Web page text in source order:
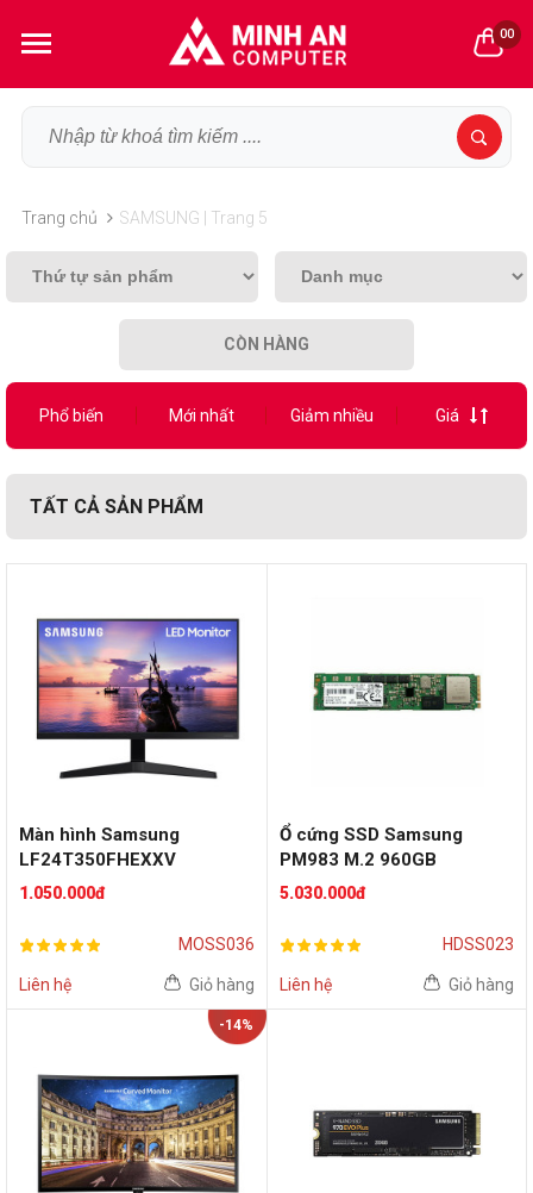
00
Trang chủ SAMSUNG | Trang 5
CÒN HÀNG
Phổ biến Mới nhất Giảm nhiều Giá
TẤT CẢ SẢN PHẨM
Màn hình Samsung
LF24T350FHEXXV
(24inch/FHD/75Hz/Flat)-
1.050.000đ
MOSS036
Liên hệ Giỏ hàng
Ổ cứng SSD Samsung
PM983 M.2 960GB
5.030.000đ
HDSS023
Liên hệ Giỏ hàng
-14%